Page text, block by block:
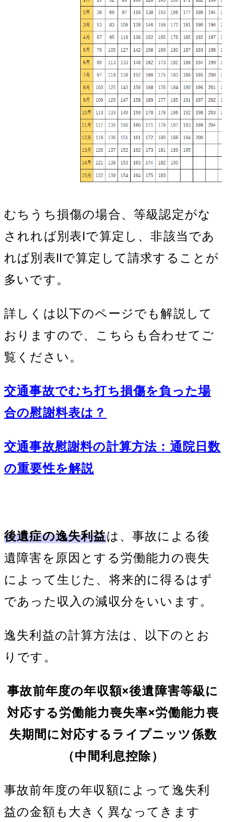
むちうち損傷の場合、等級認定がな
されれば別表Ⅰで算定し、非該当であ
れば別表Ⅱで算定して請求することが
多いです。
詳しくは以下のページでも解説して
おりますので、こちらも合わせてご
覧ください。
交通事故でむち打ち損傷を負った場
合の慰謝料表は？
交通事故慰謝料の計算方法：通院日数
の重要性を解説
後遺症の逸失利益は、事故による後
遺障害を原因とする労働能力の喪失
によって生じた、将来的に得るはず
であった収入の減収分をいいます。
逸失利益の計算方法は、以下のとお
りです。
事故前年度の年収額×後遺障害等級に
対応する労働能力喪失率×労働能力喪
失期間に対応するライプニッツ係数
（中間利息控除）
事故前年度の年収額によって逸失利
益の金額も大きく異なってきます